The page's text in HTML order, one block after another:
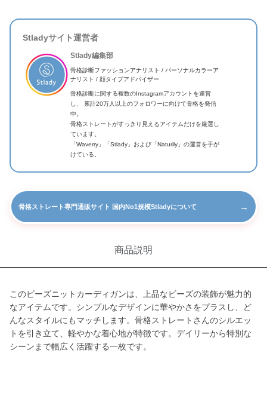
Stladyサイト運営者
Stlady編集部
骨格診断ファッションアナリスト / パーソナルカラーア
ナリスト / 顔タイプアドバイザー
骨格診断に関する複数のInstagramアカウントを運営
し、 累計20万人以上のフォロワーに向けて骨格を発信
中。
骨格ストレートがすっきり見えるアイテムだけを厳選し
ています。
「Waverry」「Stlady」および「Naturily」の運営を手が
けている。
骨格ストレート専門通販サイト 国内No1規模Stladyについて →
商品説明
このビーズニットカーディガンは、上品なビーズの装飾が魅力的
なアイテムです。シンプルなデザインに華やかさをプラスし、ど
んなスタイルにもマッチします。骨格ストレートさんのシルエッ
トを引き立て、軽やかな着心地が特徴です。デイリーから特別な
シーンまで幅広く活躍する一枚です。